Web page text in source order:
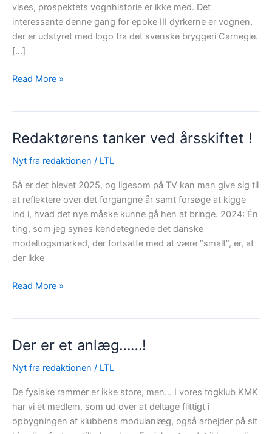
vises, prospektets vognhistorie er ikke med. Det
interessante denne gang for epoke III dyrkerne er vognen,
der er udstyret med logo fra det svenske bryggeri Carnegie.
[…]
En
Dekas
Read More »
Redaktørens tanker ved årsskiftet !
Nyt fra redaktionen / LTL
Så er det blevet 2025, og ligesom på TV kan man give sig til
at reflektere over det forgangne år samt forsøge at kigge
ind i, hvad det nye måske kunne gå hen at bringe. 2024: Én
ting, som jeg synes kendetegnede det danske
modeltogsmarked, der fortsatte med at være “smalt”, er, at
der ikke
Redaktørens
!
Read More »
Der er et anlæg……!
Nyt fra redaktionen / LTL
De fysiske rammer er ikke store, men… I vores togklub KMK
har vi et medlem, som ud over at deltage flittigt i
opbygningen af klubbens modulanlæg, også arbejder på sit